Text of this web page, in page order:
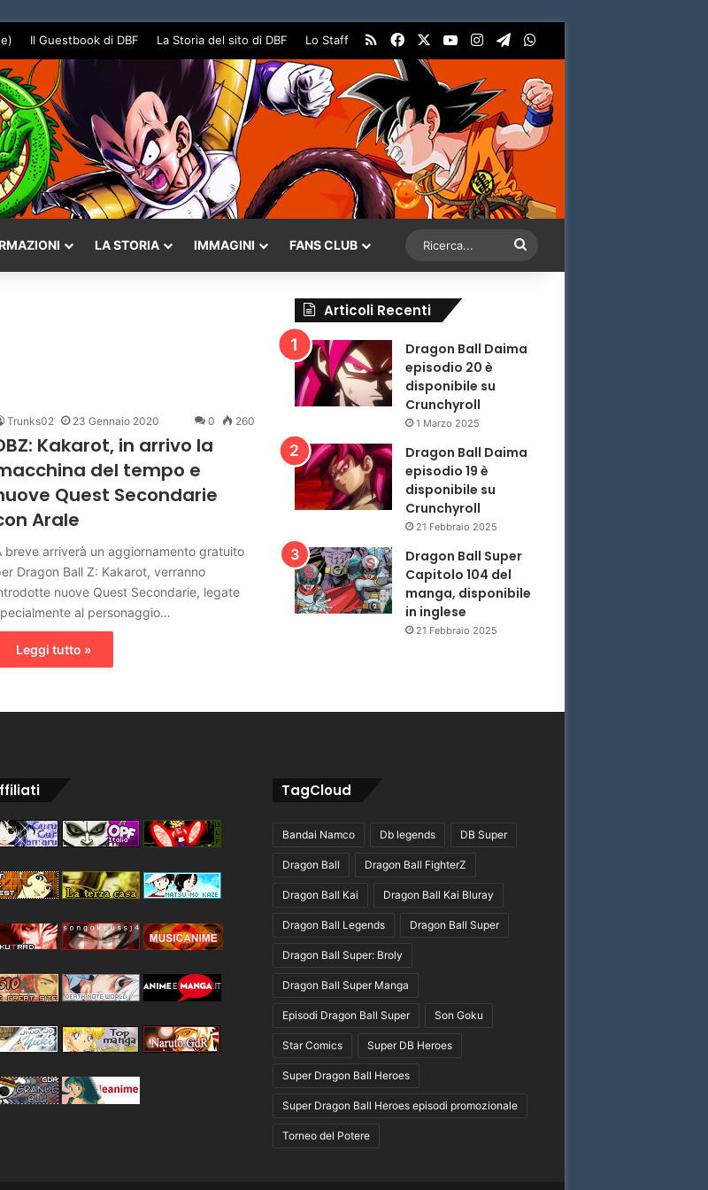
Il Guestbook di DBF La Storia del sito di DBF Lo Staff RSS Facebook You TubeInstagramTelegram
LA STORIA IMMAGINI FANS CLUB
Trunks02 23 Gennaio 2020 0 260
Kakarot, in arrivo la
del tempo e
Quest Secondarie
Arale
breve arriverà un aggiornamento gratuito
Dragon Ball Z: Kakarot, verranno
nuove Quest Secondarie, legate
al personaggio…
Leggi tutto »
Articoli Recenti
Dragon Ball Daima
episodio 20 è
disponibile su
Crunchyroll
1 Marzo 2025
Dragon Ball Daima
episodio 19 è
disponibile su
Crunchyroll
21 Febbraio 2025
Dragon Ball Super
Capitolo 104 del
manga, disponibile
in inglese
21 Febbraio 2025
TagCloud
Bandai Namco Db legends DB Super
Dragon Ball Dragon Ball FighterZ
Dragon Ball Kai Dragon Ball Kai Bluray
Dragon Ball Legends Dragon Ball Super
Dragon Ball Super: Broly
Dragon Ball Super Manga
Episodi Dragon Ball Super Son Goku
Star Comics Super DB Heroes
Super Dragon Ball Heroes
Super Dragon Ball Heroes episodi promozionale
Torneo del Potere